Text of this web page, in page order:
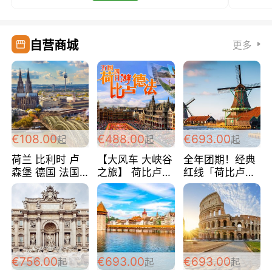
自营商城 更多
€108.00起
荷兰 比利时 卢
森堡 德国 法国
超爽玩遍西欧 循
环线 全程四星宾
馆 108欧/人/天
€488.00起
【大风车 大峡谷
之旅】 荷比卢德
法 巴黎上下 经
典五国四日游
488欧/人
€693.00起
全年团期！经典
红线「荷比卢德
法」七天循环 五
国 仅售99欧/人/
天！巴黎上下！
包拼房~
€756.00起 €693.00起 €693.00起